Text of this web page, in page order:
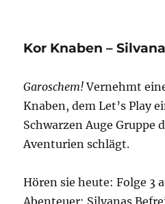
Silvanas
Kor Knaben –
Garoschem!Vernehmt
Knaben, dem Let’s Play
Schwarzen Auge Gruppe
Aventurien schlägt.
Hören sie heute: Folge 3